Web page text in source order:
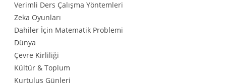
Verimli Ders Çalışma Yöntemleri
Zeka Oyunları
Dahiler İçin Matematik Problemi
Dünya
Çevre Kirliliği
Kültür & Toplum
Kurtuluş Günleri